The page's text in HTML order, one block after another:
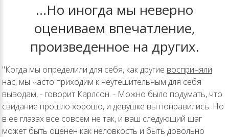
…Но иногда мы неверно
оцениваем впечатление,
произведенное на других.
"Когда мы определили для себя, как другие восприняли
нас, мы часто приходим к неутешительным для себя
выводам, - говорит Карлсон. - Можно было подумать, что
свидание прошло хорошо, и девушке вы понравились. Но
в ее глазах все совсем не так, и ваш следующий шаг
может быть оценен как неловкость и быть довольно